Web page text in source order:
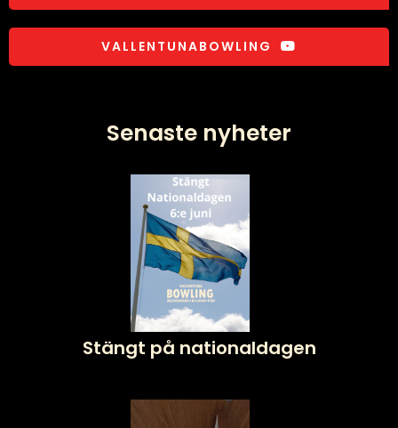
VALLENTUNABOWLING
Senaste nyheter
Stängt på nationaldagen